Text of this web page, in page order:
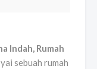
Indah, Rumah
sebuah rumah